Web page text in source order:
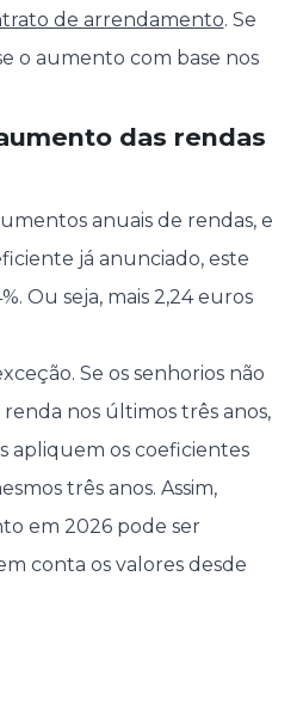
de arrendamento. Se
o aumento com base nos
das rendas
anuais de rendas, e
já anunciado, este
Ou seja, mais 2,24 euros
Se os senhorios não
nos últimos três anos,
apliquem os coeficientes
três anos. Assim,
em 2026 pode ser
conta os valores desde